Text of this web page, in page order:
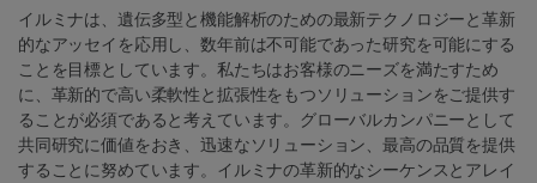
イルミナは、遺伝多型と機能解析のための最新テクノロジーと革新
的なアッセイを応用し、数年前は不可能であった研究を可能にする
ことを目標としています。私たちはお客様のニーズを満たすため
に、革新的で高い柔軟性と拡張性をもつソリューションをご提供す
ることが必須であると考えています。グローバルカンパニーとして
共同研究に価値をおき、迅速なソリューション、最高の品質を提供
することに努めています。イルミナの革新的なシーケンスとアレイ